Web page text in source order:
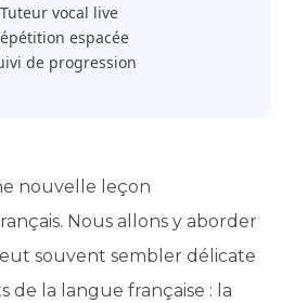
vocal live
espacée
de progression
nouvelle leçon
Nous allons y aborder
souvent sembler délicate
de la langue française : la